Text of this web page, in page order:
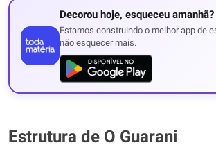
Decorou hoje, esqueceu amanhã?
Estamos construindo o melhor app de
não esquecer mais.
Estrutura de O Guarani